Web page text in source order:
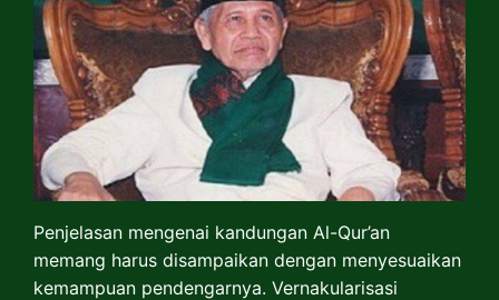
Penjelasan mengenai kandungan Al-Qur’an
memang harus disampaikan dengan menyesuaikan
kemampuan pendengarnya. Vernakularisasi